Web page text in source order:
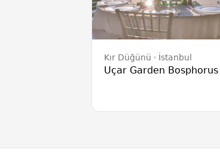
Kır Düğünü İstanbul
Uçar Garden Bosphorus